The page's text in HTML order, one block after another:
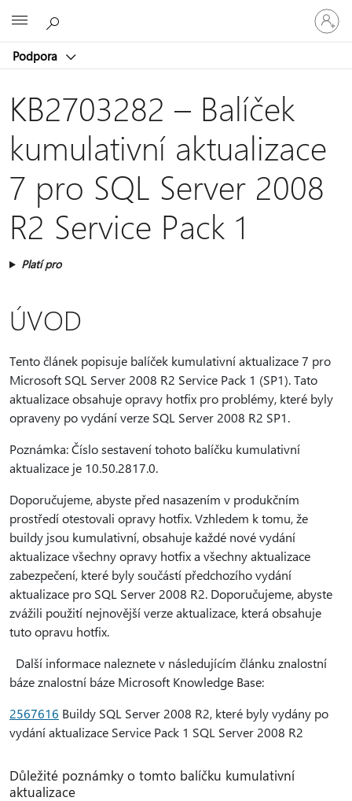
Podpora
Přihlaste
se
ke
účtu
KB2703282 – Balíček
kumulativní aktualizace
7 pro SQL Server 2008
R2 Service Pack 1
Platí pro
ÚVOD
Tento článek popisuje balíček kumulativní aktualizace 7 pro
Microsoft SQL Server 2008 R2 Service Pack 1 (SP1). Tato
aktualizace obsahuje opravy hotfix pro problémy, které byly
opraveny po vydání verze SQL Server 2008 R2 SP1.
Poznámka: Číslo sestavení tohoto balíčku kumulativní
aktualizace je 10.50.2817.0.
Doporučujeme, abyste před nasazením v produkčním
prostředí otestovali opravy hotfix. Vzhledem k tomu, že
buildy jsou kumulativní, obsahuje každé nové vydání
aktualizace všechny opravy hotfix a všechny aktualizace
zabezpečení, které byly součástí předchozího vydání
aktualizace pro SQL Server 2008 R2. Doporučujeme, abyste
zvážili použití nejnovější verze aktualizace, která obsahuje
tuto opravu hotfix.
Další informace naleznete v následujícím článku znalostní
báze znalostní báze Microsoft Knowledge Base:
2567616 Buildy SQL Server 2008 R2, které byly vydány po
vydání aktualizace Service Pack 1 SQL Server 2008 R2
Důležité poznámky o tomto balíčku kumulativní
aktualizace